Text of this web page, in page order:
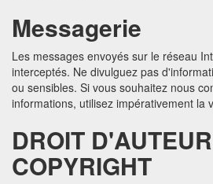
Messagerie
Les messages envoyés sur le réseau
interceptés. Ne divulguez pas
ou sensibles. Si vous souhaitez nous
informations, utilisez impérativement la
DROIT
COPYRIGHT